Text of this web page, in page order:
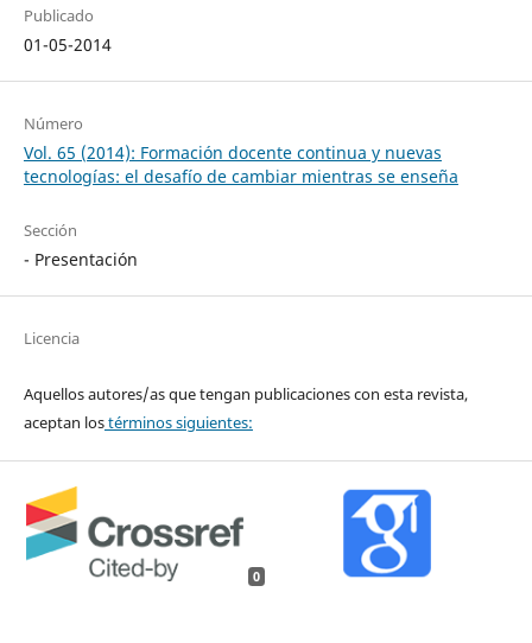
Publicado
01-05-2014
Número
Vol. 65 (2014): Formación docente continua y nuevas
tecnologías: el desafío de cambiar mientras se enseña
Sección
- Presentación
Licencia
Aquellos autores/as que tengan publicaciones con esta revista,
aceptan lostérminos siguientes:
0